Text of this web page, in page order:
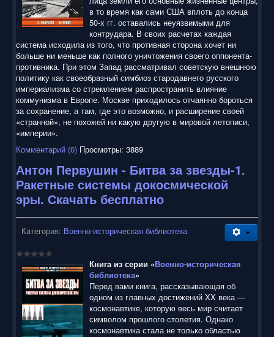
/
5
в то время как сами США вплоть до конца
50-х гг. оставались неуязвимыми для
контрудара. В своих расчетах каждая
система исходила из того, что противная сторона хочет ни
больше ни меньше как полного уничтожения своего оппонента-
противника. При этом Запад рассматривал советскую внешнюю
политику как своеобразный симбиоз стародавнего русского
империализма со стремлением распространить влияние
коммунизма в Европе. Москве приходилось отчаянно бороться
за сохранение, а там, где это возможно, и расширение своей
«странной», не похожей ни какую другую в мировой летописи,
«империи».
Комментарий (0) Просмотры: 3889
Антон Первушин - Битва за звезды-1.
Ракетные системы докосмической
эры. Скачать бесплатно
Категория: Военно-историческая библиотека
Книга из серии «Военно-историческая
библиотека»
Перед вами книга, рассказывающая об
одном из главных достижений XX века —
космонавтике, которую весь мир считает
символом прошлого столетия. Однако
космонавтика стала не только областью